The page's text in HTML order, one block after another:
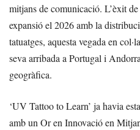
mitjans de comunicació. L’èxit
expansió el 2026 amb la
tatuatges, aquesta vegada en
seva arribada a Portugal i
geogràfica.
‘UV Tattoo to Learn’ ja havia
amb un Or en Innovació en